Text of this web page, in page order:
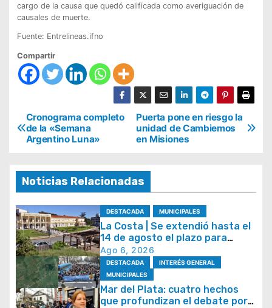
cargo de la causa que quedó calificada como averiguación de
causales de muerte.
Fuente: Entrelineas.ifno
Compartir
N
e
g
a
c
i
ó
n
d
Puerta pone en riesgo la
unidad de Cambiemos
en Misiones
Cronograma completo
de la «Semana
Argentino Luna»
Noticias Relacionadas
DESTACADA MUNICIPALES
La Costa | Se extendió hasta el
14 de agosto el plazo para
acceder al plan de
regularización de tasas
municipales
Ago 6, 2026
DESTACADA
INTERÉS GENERAL
MUNICIPALES
Mar del Plata: cuatro hechos
que profundizan el debate por